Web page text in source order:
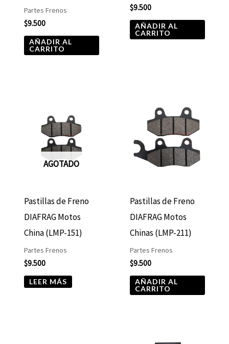
Partes Frenos
$9.500
AÑADIR AL
CARRITO
$9.500
AÑADIR AL
CARRITO
AGOTADO
Pastillas de Freno
DIAFRAG Motos
China (LMP-151)
Partes Frenos
$9.500
LEER MÁS
Pastillas de Freno
DIAFRAG Motos
Chinas (LMP-211)
Partes Frenos
$9.500
AÑADIR AL
CARRITO